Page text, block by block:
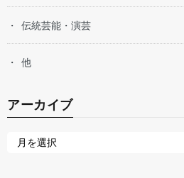
伝統芸能・演芸
他
アーカイブ